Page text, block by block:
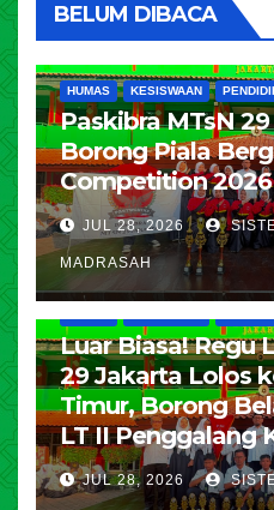
BELUM DIBACA
HUMAS KESISWAAN
Paskibra MTsN
Borong Piala
Competition
JUL 28, 2026
MADRASAH
Luar Biasa! Regu
29 Jakarta Lolos
Timur, Borong
LT II Penggalang
JUL 28, 2026